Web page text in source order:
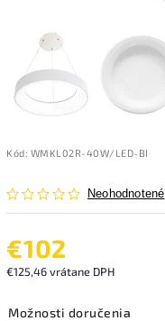
Kód: WMKL02R-40W/LED-BI
Neohodnotené
€102
€125,46 vrátane DPH
Možnosti doručenia